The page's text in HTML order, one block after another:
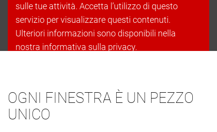
sulle tue attività. Accetta l’utilizzo di questo
servizio per visualizzare questi contenuti.
Ulteriori informazioni sono disponibili nella
nostra informativa sulla privacy.
OGNI FINESTRA È UN PEZZO
UNICO